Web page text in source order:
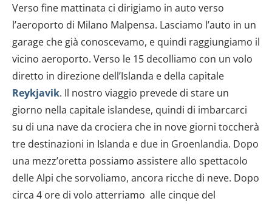
Verso fine mattinata ci dirigiamo in auto verso
l’aeroporto di Milano Malpensa. Lasciamo l’auto in un
garage che già conoscevamo, e quindi raggiungiamo il
vicino aeroporto. Verso le 15 decolliamo con un volo
diretto in direzione dell’Islanda e della capitale
Reykjavik. Il nostro viaggio prevede di stare un
giorno nella capitale islandese, quindi di imbarcarci
su di una nave da crociera che in nove giorni toccherà
tre destinazioni in Islanda e due in Groenlandia. Dopo
una mezz’oretta possiamo assistere allo spettacolo
delle Alpi che sorvoliamo, ancora ricche di neve. Dopo
circa 4 ore di volo atterriamo alle cinque del